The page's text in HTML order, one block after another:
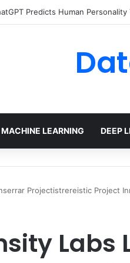
Predicts Human Personality
MACHINE LEARNING DEEP
Projectistrereistic Project
Labs